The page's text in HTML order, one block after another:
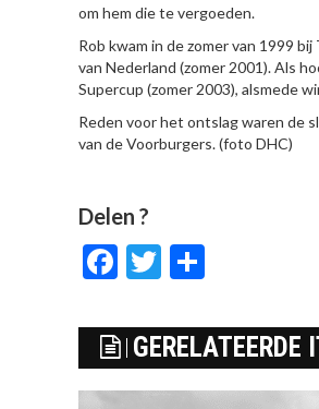
om hem die te vergoeden.
Rob kwam in de zomer van 1999
van Nederland (zomer 2001). Als
Supercup (zomer 2003), alsmede
Reden voor het ontslag waren de
van de Voorburgers. (foto DHC)
Delen ?
Facebook
Twitter
GERELATEERDE